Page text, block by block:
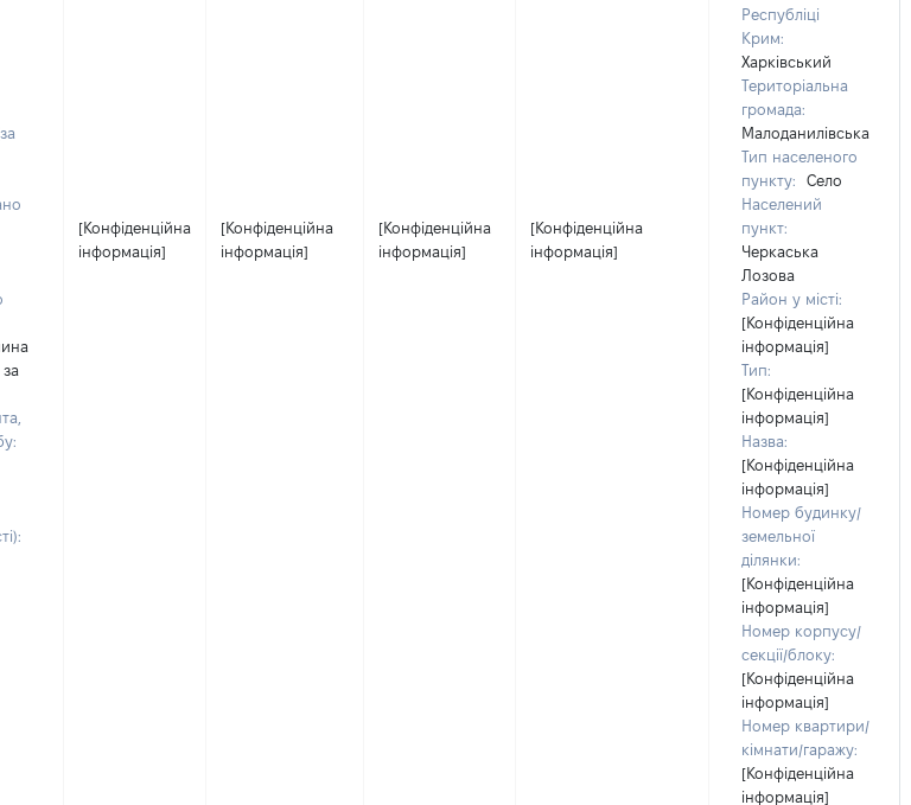
[Конфіденційна
інформація]
[Конфіденційна
інформація]
[Конфіденційна
інформація]
[Конфіденційна
інформація]
Республіці
Крим:
Харківський
Територіальна
громада:
Малоданилівська
Тип населеного
пункту:
Село
Населений
пункт:
Черкаська
Лозова
Район у місті:
[Конфіденційна
інформація]
Тип:
[Конфіденційна
інформація]
Назва:
[Конфіденційна
інформація]
Номер будинку/
земельної
ділянки:
[Конфіденційна
інформація]
Номер корпусу/
секції/блоку:
[Конфіденційна
інформація]
Номер квартири/
кімнати/гаражу:
[Конфіденційна
інформація]